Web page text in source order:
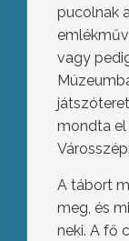
pucolnak
vagy
mondta el
A tábort
meg, és
neki. A fő